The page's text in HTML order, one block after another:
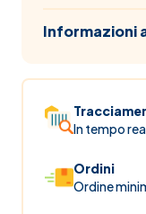
Informazioni
In tempo
Ordini
Ordine